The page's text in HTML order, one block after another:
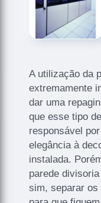
A utilização da
extremamente
dar uma
que esse tipo
responsável
elegância à
instalada.
parede
sim, separar os